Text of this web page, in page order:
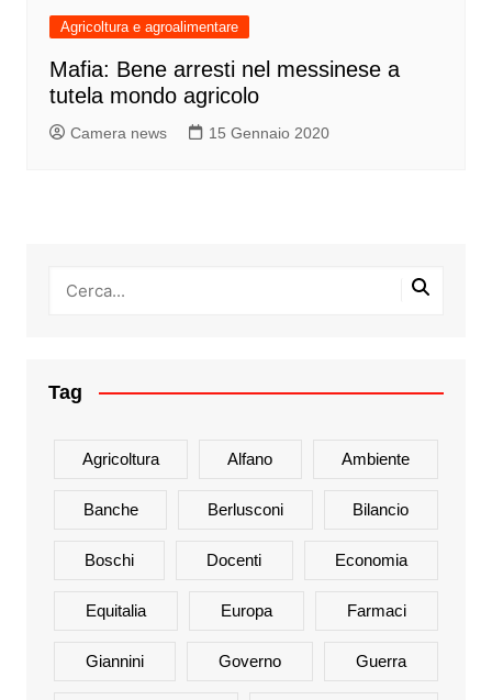
Agricoltura e agroalimentare
Mafia: Bene arresti nel messinese a
tutela mondo agricolo
Camera news 15 Gennaio 2020
Tag
Agricoltura Alfano Ambiente
Banche Berlusconi Bilancio
Boschi Docenti Economia
Equitalia Europa Farmaci
Giannini Governo Guerra